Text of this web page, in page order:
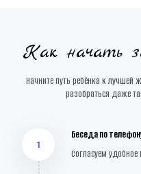
Как начать
Начните путь ребёнка к
разобраться даже
1
Беседа по
Согласуем